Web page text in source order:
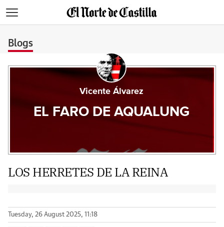
Blogs
Vicente Álvarez
EL FARO DE AQUALUNG
LOS HERRETES DE LA REINA
Tuesday, 26 August 2025, 11:18